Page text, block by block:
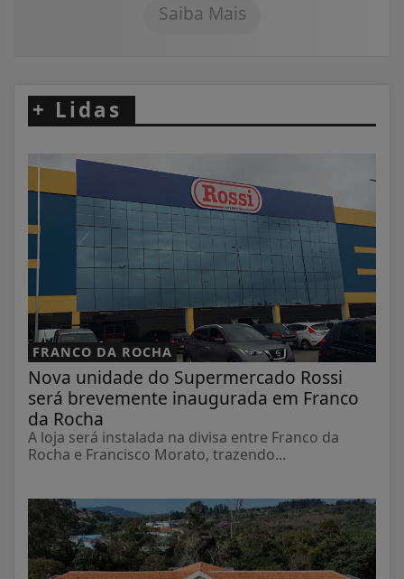
Saiba Mais
+ Lidas
FRANCO DA ROCHA
Nova unidade do Supermercado Rossi
será brevemente inaugurada em Franco
da Rocha
A loja será instalada na divisa entre Franco da
Rocha e Francisco Morato, trazendo...